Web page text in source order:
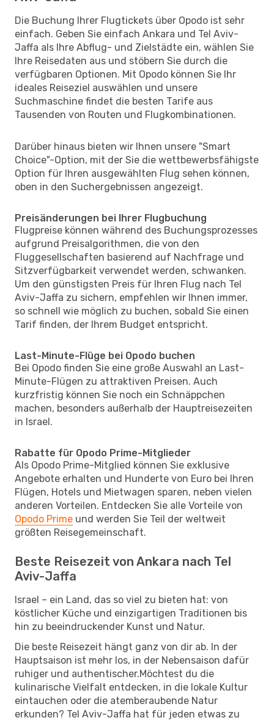
Die Buchung Ihrer Flugtickets über Opodo ist sehr
einfach. Geben Sie einfach Ankara und Tel Aviv-
Jaffa als Ihre Abflug- und Zielstädte ein, wählen Sie
Ihre Reisedaten aus und stöbern Sie durch die
verfügbaren Optionen. Mit Opodo können Sie Ihr
ideales Reiseziel auswählen und unsere
Suchmaschine findet die besten Tarife aus
Tausenden von Routen und Flugkombinationen.
Darüber hinaus bieten wir Ihnen unsere "Smart
Choice"-Option, mit der Sie die wettbewerbsfähigste
Option für Ihren ausgewählten Flug sehen können,
oben in den Suchergebnissen angezeigt.
Preisänderungen bei Ihrer Flugbuchung
Flugpreise können während des Buchungsprozesses
aufgrund Preisalgorithmen, die von den
Fluggesellschaften basierend auf Nachfrage und
Sitzverfügbarkeit verwendet werden, schwanken.
Um den günstigsten Preis für Ihren Flug nach Tel
Aviv-Jaffa zu sichern, empfehlen wir Ihnen immer,
so schnell wie möglich zu buchen, sobald Sie einen
Tarif finden, der Ihrem Budget entspricht.
Last-Minute-Flüge bei Opodo buchen
Bei Opodo finden Sie eine große Auswahl an Last-
Minute-Flügen zu attraktiven Preisen. Auch
kurzfristig können Sie noch ein Schnäppchen
machen, besonders außerhalb der Hauptreisezeiten
in Israel.
Rabatte für Opodo Prime-Mitglieder
Als Opodo Prime-Mitglied können Sie exklusive
Angebote erhalten und Hunderte von Euro bei Ihren
Flügen, Hotels und Mietwagen sparen, neben vielen
anderen Vorteilen. Entdecken Sie alle Vorteile von
Opodo Prime und werden Sie Teil der weltweit
größten Reisegemeinschaft.
Beste Reisezeit von Ankara nach Tel
Aviv-Jaffa
Israel – ein Land, das so viel zu bieten hat: von
köstlicher Küche und einzigartigen Traditionen bis
hin zu beeindruckender Kunst und Natur.
Die beste Reisezeit hängt ganz von dir ab. In der
Hauptsaison ist mehr los, in der Nebensaison dafür
ruhiger und authentischer.Möchtest du die
kulinarische Vielfalt entdecken, in die lokale Kultur
eintauchen oder die atemberaubende Natur
erkunden? Tel Aviv-Jaffa hat für jeden etwas zu